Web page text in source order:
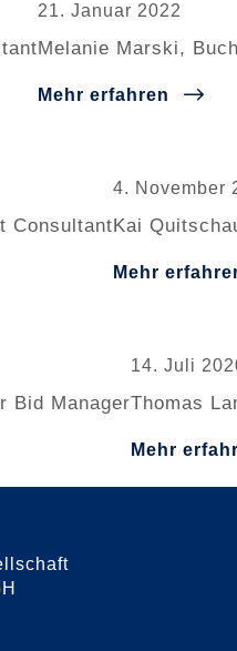
21. Januar 2022
Melanie Marski,
Mehr erfahren
Consultant
4. November
Kai
Mehr
Bid Manager
14. Juli
Thomas
Mehr